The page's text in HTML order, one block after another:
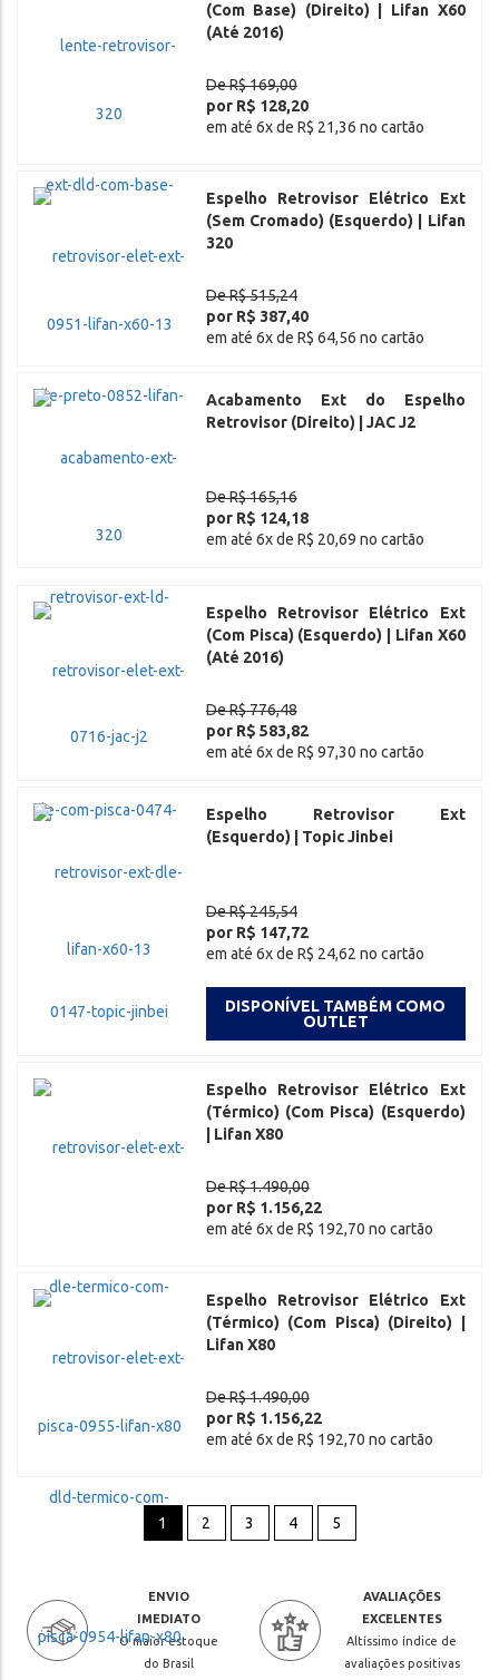
(Com Base) (Direito) | Lifan X60
(Até 2016)
De R$ 169,00
por R$ 128,20
em até 6x de R$ 21,36 no cartão
Espelho Retrovisor Elétrico Ext
(Sem Cromado) (Esquerdo) | Lifan
320
De R$ 515,24
por R$ 387,40
em até 6x de R$ 64,56 no cartão
Acabamento Ext do Espelho
Retrovisor (Direito) | JAC J2
De R$ 165,16
por R$ 124,18
em até 6x de R$ 20,69 no cartão
Espelho Retrovisor Elétrico Ext
(Com Pisca) (Esquerdo) | Lifan X60
(Até 2016)
De R$ 776,48
por R$ 583,82
em até 6x de R$ 97,30 no cartão
Espelho Retrovisor Ext
(Esquerdo) | Topic Jinbei
De R$ 245,54
por R$ 147,72
em até 6x de R$ 24,62 no cartão
DISPONÍVEL TAMBÉM COMO
OUTLET
Espelho Retrovisor Elétrico Ext
(Térmico) (Com Pisca) (Esquerdo)
| Lifan X80
De R$ 1.490,00
por R$ 1.156,22
em até 6x de R$ 192,70 no cartão
Espelho Retrovisor Elétrico Ext
(Térmico) (Com Pisca) (Direito) |
Lifan X80
De R$ 1.490,00
por R$ 1.156,22
em até 6x de R$ 192,70 no cartão
1 2 3 4 5
ENVIO
IMEDIATO
O maior estoque
do Brasil
AVALIAÇÕES
EXCELENTES
Altíssimo índice de
avaliações positivas